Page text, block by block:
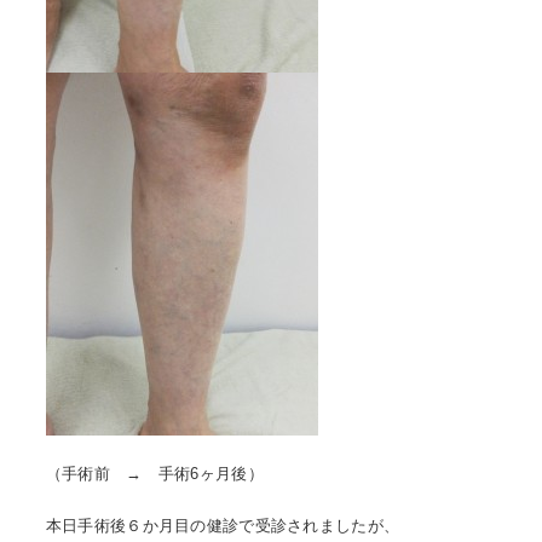
（手術前 → 手術6ヶ月後）
本日手術後６か月目の健診で受診されましたが、